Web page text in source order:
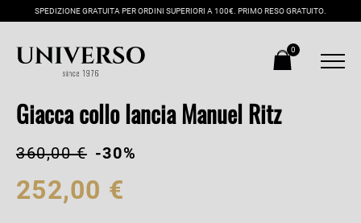
SPEDIZIONE GRATUITA PER ORDINI SUPERIORI A 100€. PRIMO RESO GRATUITO.
0
Giacca collo lancia Manuel Ritz
360,00 € -30%
252,00 €